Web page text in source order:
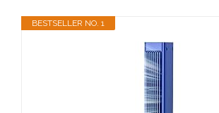
BESTSELLER NO. 1